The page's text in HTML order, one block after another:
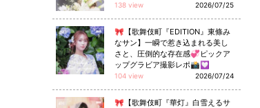
138 view 2026/07/25
🎀【歌舞伎町『EDITION』東條み
なサン】一瞬で惹き込まれる美し
さと、圧倒的な存在感💞ピックア
ップグラビア撮影レポ📸💟
104 view 2026/07/24
🎀【歌舞伎町『華灯』白雪えるサ